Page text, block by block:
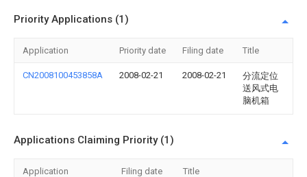
Priority Applications (1)
Application Priority date Filing date Title
CN2008100453858A 2008-02-21 2008-02-21
分流定位
送风式电
脑机箱
Applications Claiming Priority (1)
Application Filing date Title